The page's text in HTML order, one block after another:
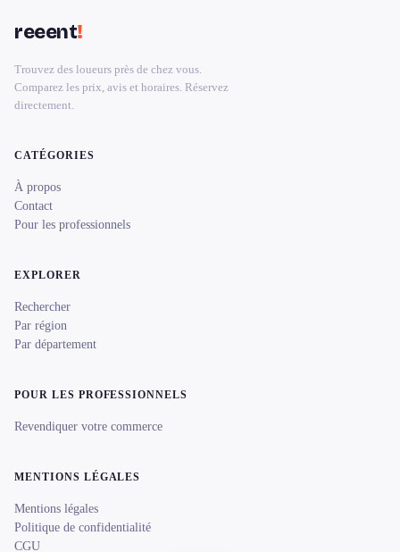
reeent!
Trouvez des loueurs près de chez vous.
Comparez les prix, avis et horaires. Réservez
directement.
CATÉGORIES
À propos
Contact
Pour les professionnels
EXPLORER
Rechercher
Par région
Par département
POUR LES PROFESSIONNELS
Revendiquer votre commerce
MENTIONS LÉGALES
Mentions légales
Politique de confidentialité
CGU